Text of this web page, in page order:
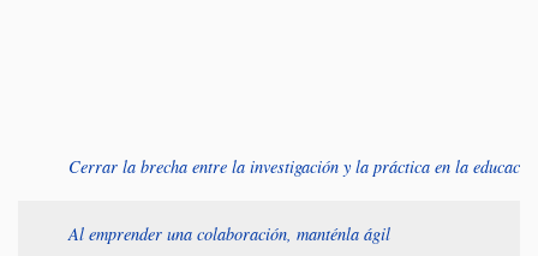
Cerrar la brecha entre la investigación y la práctica en la
Al emprender una colaboración, manténla ágil